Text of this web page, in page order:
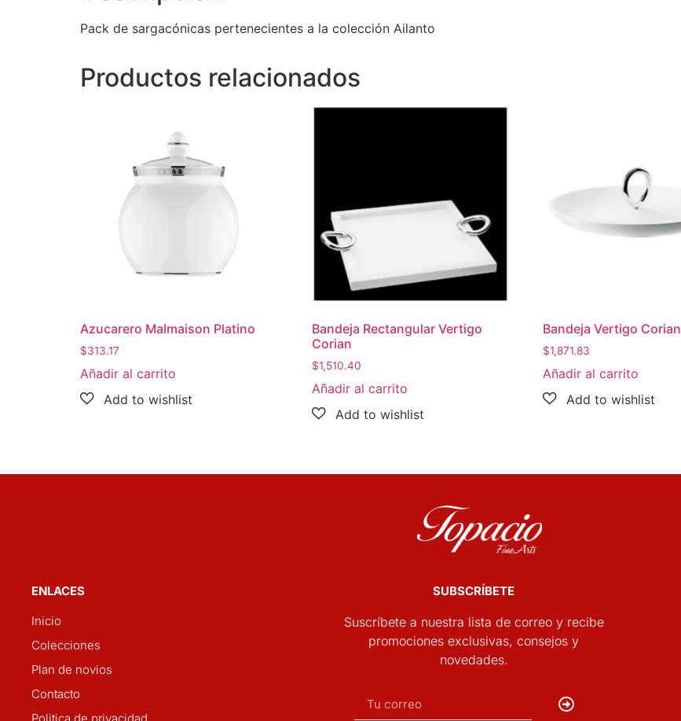
Pack de sargacónicas pertenecientes a la colección Ailanto
Productos relacionados
Azucarero Malmaison Platino
$313.17
Añadir al carrito
Bandeja Rectangular Vertigo
Corian
$1,510.40
Añadir al carrito
Bandeja Vertigo Corian
$1,871.83
Añadir al carrito
ENLACES
Inicio
Colecciones
Plan de novios
Contacto
SUBSCRÍBETE
Suscríbete a nuestra lista de correo y recibe
promociones exclusivas, consejos y
novedades.